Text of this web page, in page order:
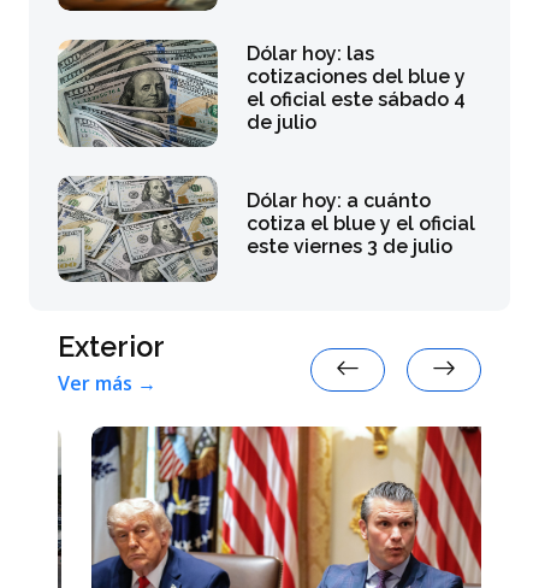
Dólar hoy: las
cotizaciones del blue y
el oficial este sábado 4
de julio
Dólar hoy: a cuánto
cotiza el blue y el oficial
este viernes 3 de julio
Exterior
Ver más →